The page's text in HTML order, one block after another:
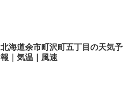
北海道余市町沢町五丁目の天気予
報｜気温｜風速